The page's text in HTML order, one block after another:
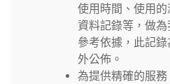
使用時間、使用
資料記錄等，做
參考依據，此記
外公佈。
為提供精確的服